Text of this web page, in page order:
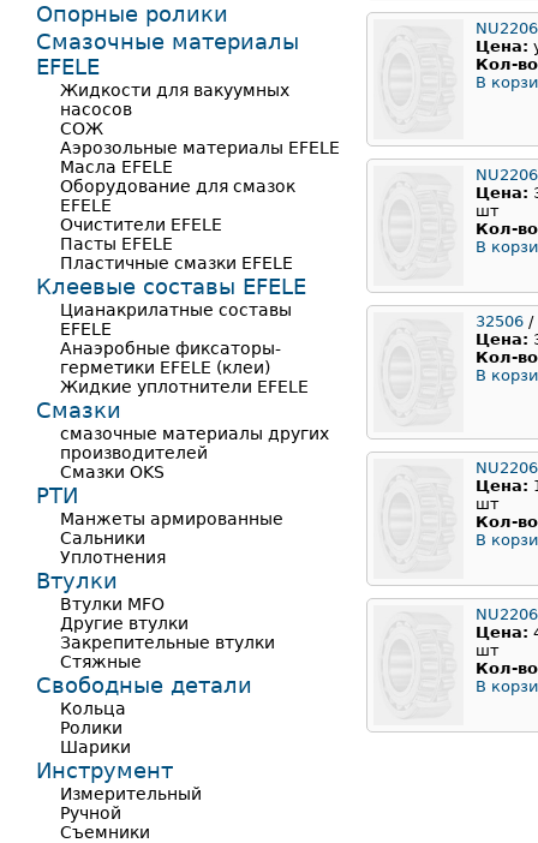
NU2206
Цена:
Кол-
В
Цена:
шт
Кол-
В
32506 /
Цена:
Кол-
В
Цена:
шт
Кол-
В
Цена:
шт
Кол-
В
Опорные ролики
Смазочные материалы
EFELE
Жидкости для вакуумных
насосов
СОЖ
Аэрозольные материалы EFELE
Масла EFELE
Оборудование для смазок
EFELE
Очистители EFELE
Пасты EFELE
Пластичные смазки EFELE
Клеевые составы EFELE
Цианакрилатные составы
EFELE
Анаэробные фиксаторы-
герметики EFELE (клеи)
Жидкие уплотнители EFELE
Смазки
смазочные материалы других
производителей
Смазки OKS
РТИ
Манжеты армированные
Сальники
Уплотнения
Втулки
Втулки MFO
Другие втулки
Закрепительные втулки
Стяжные
Свободные детали
Кольца
Ролики
Шарики
Инструмент
Измерительный
Ручной
Съемники